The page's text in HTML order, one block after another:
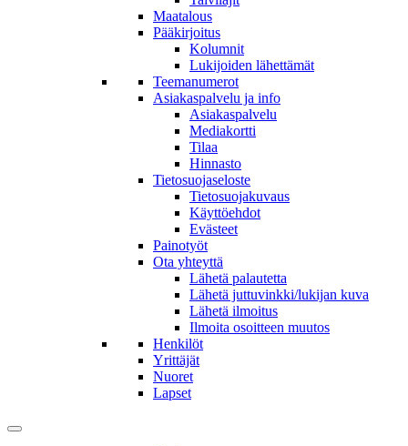
Maatalous
Pääkirjoitus
Kolumnit
Lukijoiden lähettämät
Teemanumerot
Asiakaspalvelu ja info
Asiakaspalvelu
Mediakortti
Tilaa
Hinnasto
Tietosuojaseloste
Tietosuojakuvaus
Käyttöehdot
Evästeet
Painotyöt
Ota yhteyttä
Lähetä palautetta
Lähetä juttuvinkki/lukijan kuva
Lähetä ilmoitus
Ilmoita osoitteen muutos
Henkilöt
Yrittäjät
Nuoret
Lapset